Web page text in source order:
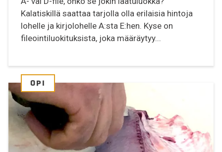
Kalatiskillä saattaa tarjolla olla erilaisia hintoja
lohelle ja kirjolohelle A:sta E:hen. Kyse on
fileointiluokituksista, joka määräytyy...
OPI